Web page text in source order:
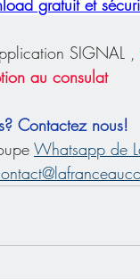
gratuit et
SIGNAL ,
au consulat
Contactez nous!
Whatsapp de